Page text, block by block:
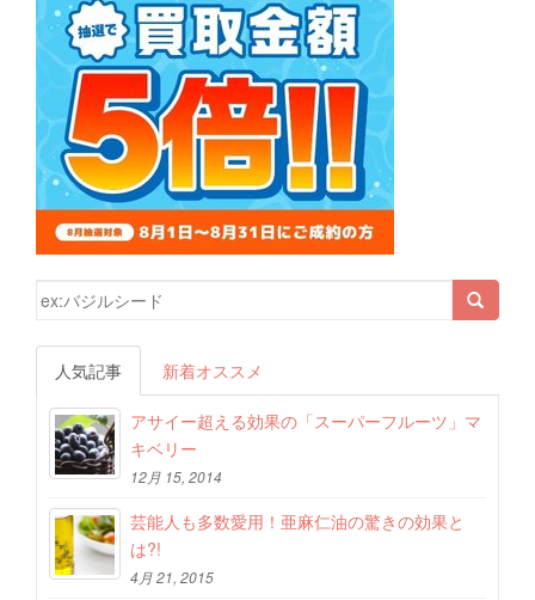
検索結果:
人気記事 新着オススメ
アサイー超える効果の「スーパーフルーツ」マ
キベリー
12月 15, 2014
芸能人も多数愛用！亜麻仁油の驚きの効果と
は?!
4月 21, 2015